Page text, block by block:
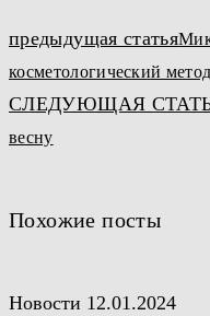
по
записям
предыдущая статья
косметологический
СЛЕДУЮЩАЯ
весну
Похожие посты
Новости 12.01.2024